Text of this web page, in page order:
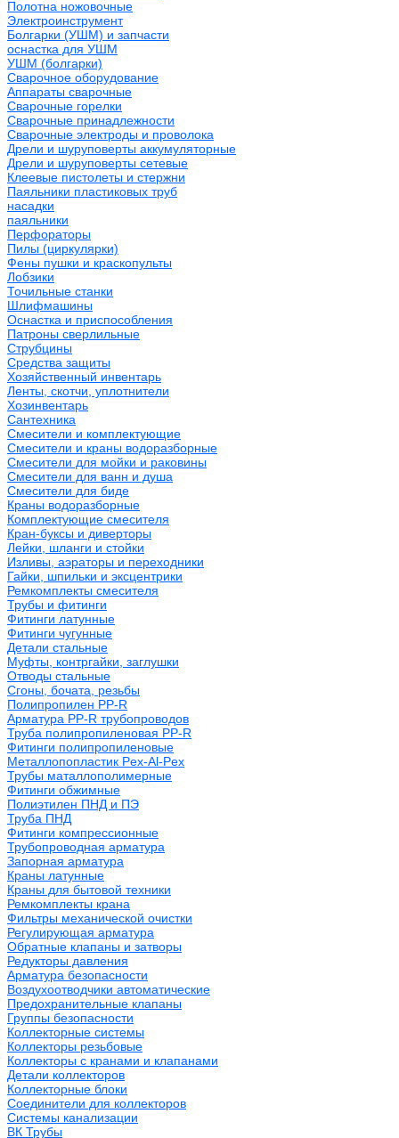
Полотна ножовочные
Электроинструмент
Болгарки (УШМ) и запчасти
оснастка для УШМ
УШМ (болгарки)
Сварочное оборудование
Аппараты сварочные
Сварочные горелки
Сварочные принадлежности
Сварочные электроды и проволока
Дрели и шуруповерты аккумуляторные
Дрели и шуруповерты сетевые
Клеевые пистолеты и стержни
Паяльники пластиковых труб
насадки
паяльники
Перфораторы
Пилы (циркулярки)
Фены пушки и краскопульты
Лобзики
Точильные станки
Шлифмашины
Оснастка и приспособления
Патроны сверлильные
Струбцины
Средства защиты
Хозяйственный инвентарь
Ленты, скотчи, уплотнители
Хозинвентарь
Сантехника
Смесители и комплектующие
Смесители и краны водоразборные
Смесители для мойки и раковины
Смесители для ванн и душа
Смесители для биде
Краны водоразборные
Комплектующие смесителя
Кран-буксы и диверторы
Лейки, шланги и стойки
Изливы, аэраторы и переходники
Гайки, шпильки и эксцентрики
Ремкомплекты смесителя
Трубы и фитинги
Фитинги латунные
Фитинги чугунные
Детали стальные
Муфты, контргайки, заглушки
Отводы стальные
Сгоны, бочата, резьбы
Полипропилен PP-R
Арматура PP-R трубопроводов
Труба полипропиленовая PP-R
Фитинги полипропиленовые
Металлопопластик Pex-Al-Pex
Трубы маталлополимерные
Фитинги обжимные
Полиэтилен ПНД и ПЭ
Труба ПНД
Фитинги компрессионные
Трубопроводная арматура
Запорная арматура
Краны латунные
Краны для бытовой техники
Ремкомплекты крана
Фильтры механической очистки
Регулирующая арматура
Обратные клапаны и затворы
Редукторы давления
Арматура безопасности
Воздухоотводчики автоматические
Предохранительные клапаны
Группы безопасности
Коллекторные системы
Коллекторы резьбовые
Коллекторы с кранами и клапанами
Детали коллекторов
Коллекторные блоки
Соединители для коллекторов
Системы канализации
ВК Трубы